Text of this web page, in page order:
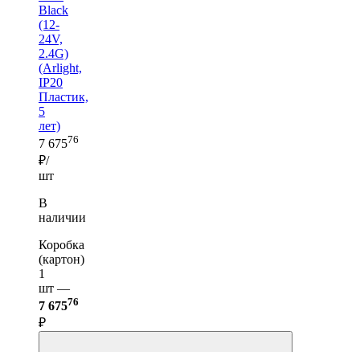
Black
(12-
24V,
2.4G)
(Arlight,
IP20
Пластик,
5
лет)
7 67576
₽/
шт
В
наличии
Коробка
(картон)
1
шт —
7 67576
₽